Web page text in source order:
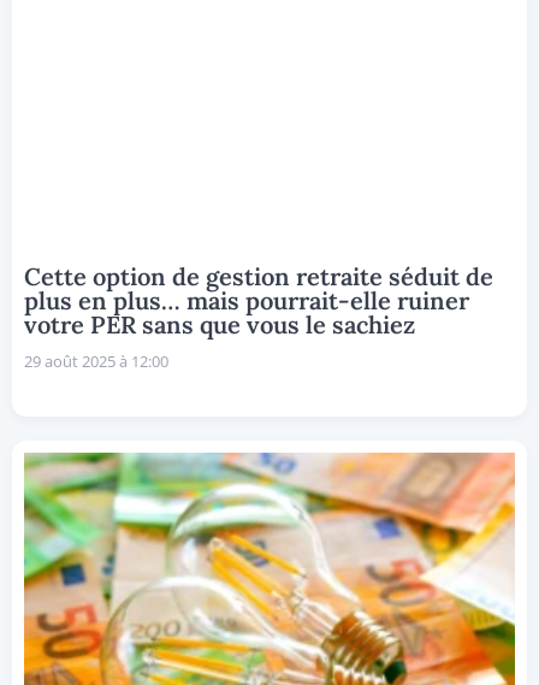
Cette option de gestion retraite séduit de
plus en plus… mais pourrait-elle ruiner
votre PER sans que vous le sachiez
29 août 2025 à 12:00